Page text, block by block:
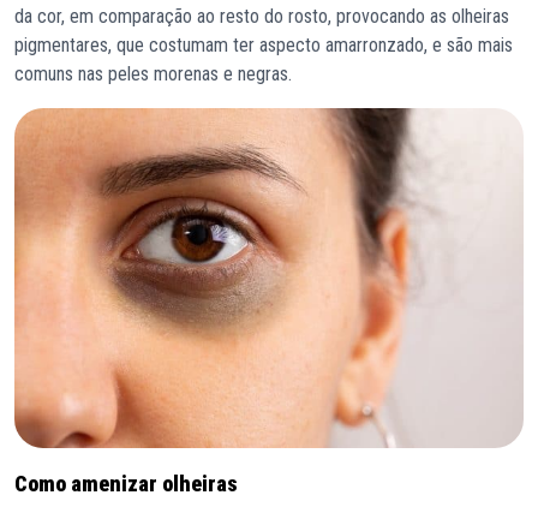
da cor, em comparação ao resto do rosto, provocando as olheiras
pigmentares, que costumam ter aspecto amarronzado, e são mais
comuns nas peles morenas e negras.
Como amenizar olheiras